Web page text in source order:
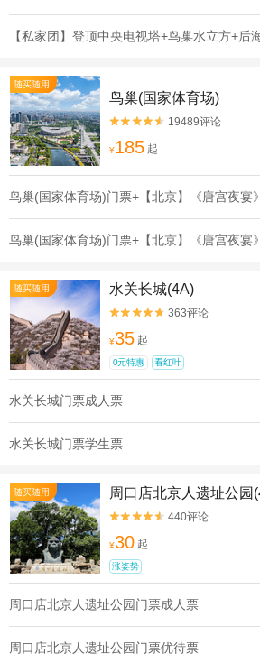
随买随用
鸟巢(国家体育场)

 19489评论
¥185 起
随买随用 水关长城(4A)

 363评论
¥35 起
0元特惠 看红叶
水关长城门票成人票
水关长城门票学生票
随买随用 周口店北京人遗址公园

 440评论
¥30 起
涨姿势
周口店北京人遗址公园门票成人票
周口店北京人遗址公园门票优待票